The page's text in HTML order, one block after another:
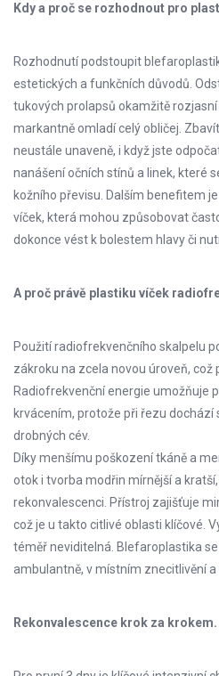
Kdy a proč se rozhodnout pro
Rozhodnutí podstoupit
estetických a funkčních důvodů.
tukových prolapsů okamžitě
markantně omladí celý obličej.
neustále unaveně, i když jste
nanášení očních stínů a linek, které
kožního převisu. Dalším benefitem
víček, která mohou způsobovat
dokonce vést k bolestem hlavy či
A proč právě plastiku víček
Použití radiofrekvenčního skalpelu
zákroku na zcela novou úroveň, což
Radiofrekvenční energie umožňuje
krvácením, protože při řezu dochází
drobných cév.
Díky menšímu poškození tkáně a
otok i tvorba modřin mírnější a
rekonvalescenci. Přístroj zajišťuje
což je u takto citlivé oblasti klíčové.
téměř neviditelná. Blefaroplastika
ambulantně, v místním znecitlivění a
Rekonvalescence krok za krokem.